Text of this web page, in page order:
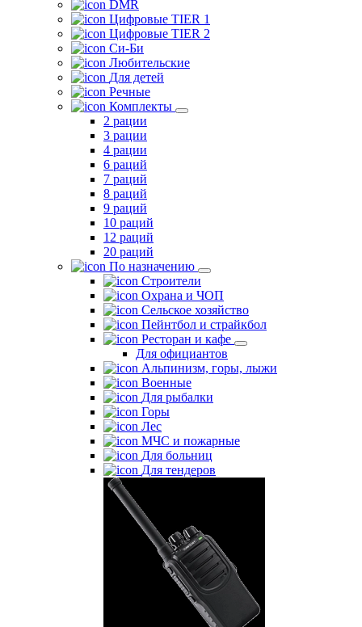
DMR
Цифровые TIER 1
Цифровые TIER 2
Си-Би
Любительские
Для детей
Речные
Комплекты
2 рации
3 рации
4 рации
6 раций
7 раций
8 раций
9 раций
10 раций
12 раций
20 раций
По назначению
Строители
Охрана и ЧОП
Сельское хозяйство
Пейнтбол и страйкбол
Ресторан и кафе
Для официантов
Альпинизм, горы, лыжи
Военные
Для рыбалки
Горы
Лес
МЧС и пожарные
Для больниц
Для тендеров